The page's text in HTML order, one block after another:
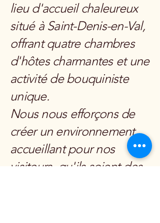
lieu d'accueil chaleureux
situé à Saint-Denis-en-Val,
offrant quatre chambres
d'hôtes charmantes et une
activité de bouquiniste
unique.
Nous nous efforçons de
créer un environnement
accueillant pour nos
visiteurs, qu'ils soient des